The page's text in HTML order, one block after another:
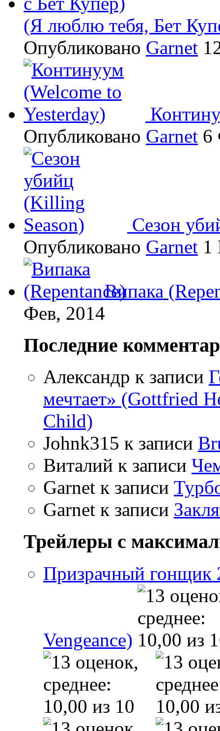
(Я люблю тебя, Бет
Опубликовано Garnet
Опубликовано Garnet 6
Сезон
Опубликовано Garnet 1
Випака
Фев, 2014
Последние
Александр к записи
мечтает» (Gottfried
Child)
Johnk315 к записи
Виталий к записи
Garnet к записи
Garnet к записи
Трейлеры с
Призрачный гонщик
Vengeance)